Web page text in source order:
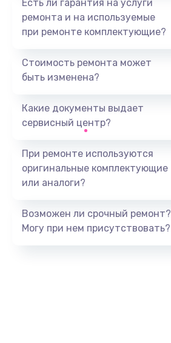
Есть ли гарантия на услуги
ремонта и на используемые
при ремонте комплектующие?
Стоимость ремонта может
быть изменена?
Какие документы выдает
сервисный центр?
При ремонте используются
оригинальные комплектующие
или аналоги?
Возможен ли срочный ремонт?
Могу при нем присутствовать?